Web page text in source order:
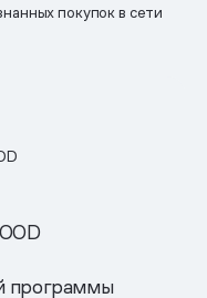
покупок в сети
программы